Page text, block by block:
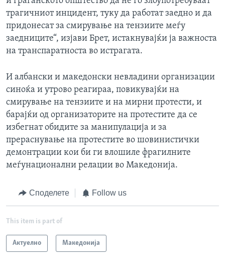
трагичниот инцидент, туку да работат заедно и да
придонесат за смирување на тензиите меѓу
заедниците“, изјави Брет, истакнувајќи ја важноста
на транспаратноста во истрагата.
И албански и македонски невладини организации
синоќа и утрово реагираа, повикувајќи на
смирување на тензиите и на мирни протести, и
барајќи од организаторите на протестите да се
избегнат обидите за манипулација и за
прераснување на протестите во шовинистички
демонтрации кои би ги влошиле фрагилните
меѓунационални релации во Македонија.
Споделете Follow us
This item is part of
Актуелно Македонија